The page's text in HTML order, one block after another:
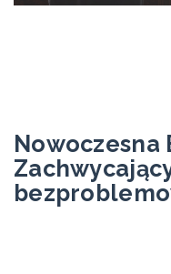
Nowoczesna